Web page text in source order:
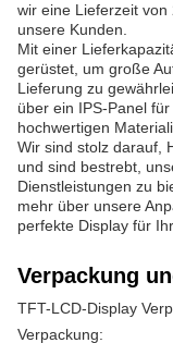
wir eine Lieferzeit
unsere Kunden.
Mit einer
gerüstet, um große
Lieferung zu
über ein IPS-Panel
hochwertigen
Wir sind stolz darauf,
und sind bestrebt,
Dienstleistungen zu
mehr über unsere
perfekte Display für
Verpackung
TFT-LCD-Display
Verpackung: